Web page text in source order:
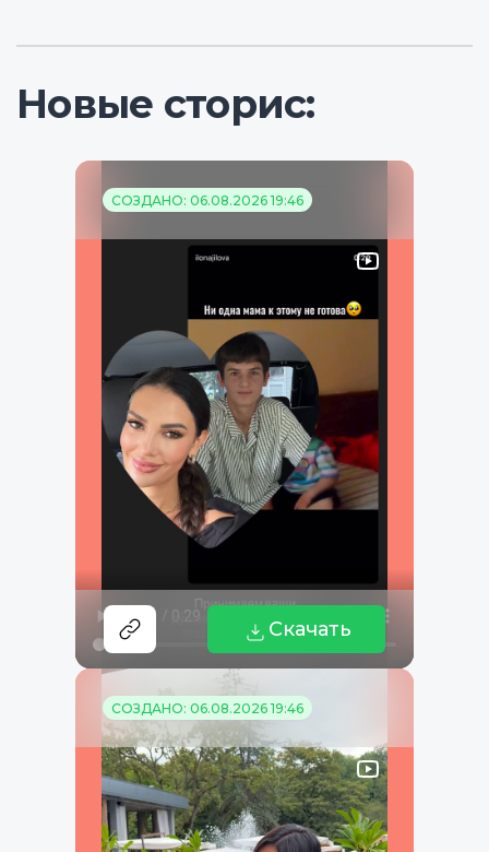
Новые сторис:
СОЗДАНО: 06.08.2026 19:46
Скачать
СОЗДАНО: 06.08.2026 19:46